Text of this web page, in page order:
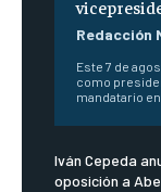
Redacción
Este 7 de
como
mandatario
Iván Cepeda
oposición a